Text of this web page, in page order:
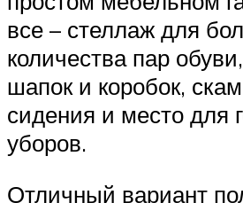
все – стеллаж для
количества пар
шапок и коробок,
сидения и место для
уборов.
Отличный вариант